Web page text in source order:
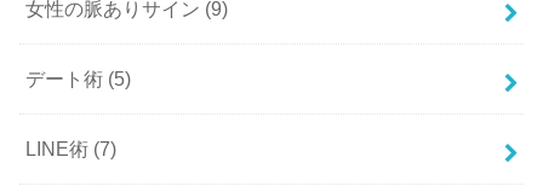
女性の脈ありサイン (9)
デート術 (5)
LINE術 (7)